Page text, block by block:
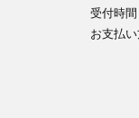
受付時間
お支払